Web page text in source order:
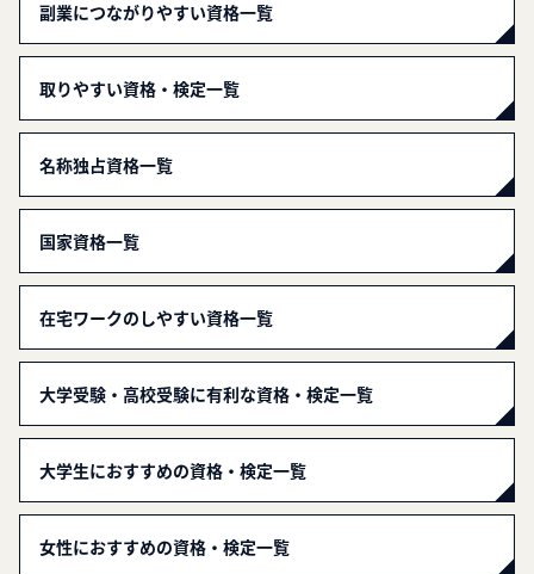
副業につながりやすい資格一覧
取りやすい資格・検定一覧
名称独占資格一覧
国家資格一覧
在宅ワークのしやすい資格一覧
大学受験・高校受験に有利な資格・検定一覧
大学生におすすめの資格・検定一覧
女性におすすめの資格・検定一覧